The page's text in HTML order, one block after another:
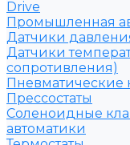
Drive
Промышленная
Датчики
Датчики
сопротивления)
Пневматические
Прессостаты
Соленоидные
автоматики